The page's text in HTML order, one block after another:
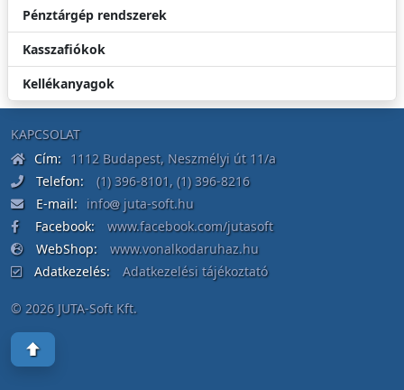
Pénztárgép rendszerek
Kasszafiókok
Kellékanyagok
KAPCSOLAT
Cím: 1112 Budapest, Neszmélyi út 11/a
Telefon:
(1) 396-8101, (1) 396-8216
E-mail: info juta-soft.hu
Facebook:
www.facebook.com/jutasoft
WebShop:
www.vonalkodaruhaz.hu
Adatkezelés:
Adatkezelési tájékoztató
© 2026 JUTA-Soft Kft.